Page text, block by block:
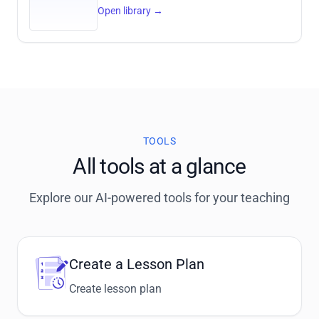
Open library →
TOOLS
All tools at a glance
Explore our AI-powered tools for your teaching
Create a Lesson Plan
Create lesson plan